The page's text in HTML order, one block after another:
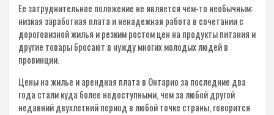
Ее затруднительное положение не является чем-​то необычным:
низкая заработная плата и ненадежная работа в сочетании с
дороговизной жилья и резким ростом цен на продукты питания и
другие товары бросают в нужду многих молодых людей в
провинции.
Цены на жилье и арендная плата в Онтарио за последние два
года стали куда более недоступными, чем за любой другой
недавний двухлетний период в любой точке страны, говорится